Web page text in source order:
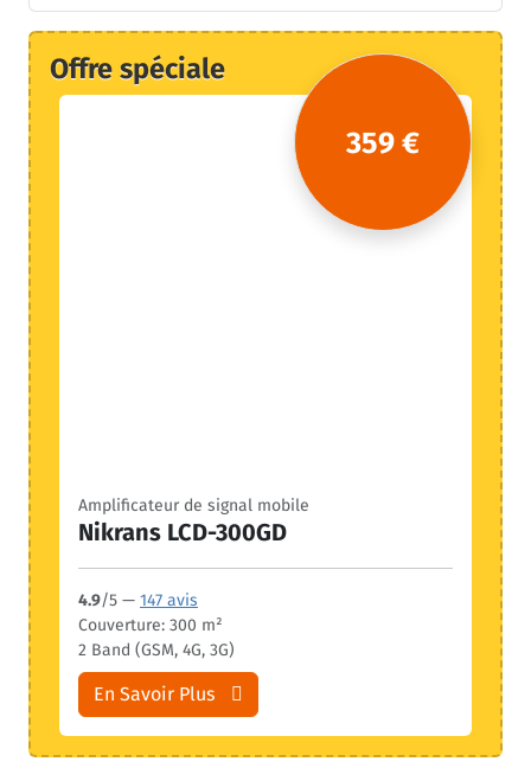
Offre spéciale
Amplificateur de signal mobile
Nikrans LCD-300GD
4.9/5 — 147 avis
Couverture: 300 m²
2 Band (GSM, 4G, 3G)
En Savoir Plus
359 €